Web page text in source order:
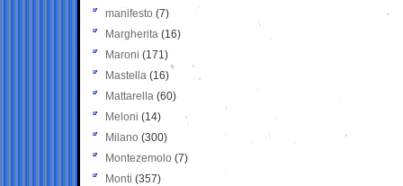
manifesto (7)
Margherita (16)
Maroni (171)
Mastella (16)
Mattarella (60)
Meloni (14)
Milano (300)
Montezemolo (7)
Monti (357)